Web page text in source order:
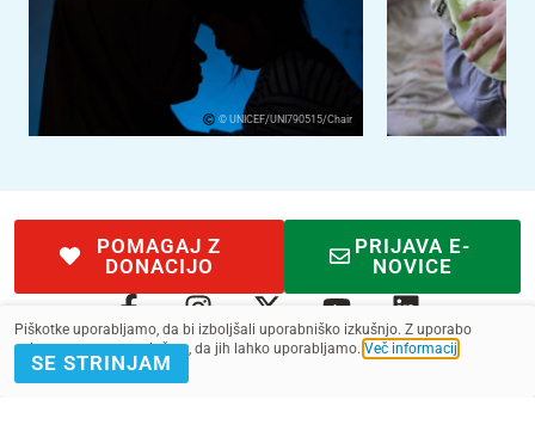
© UNICEF/UNI790515/Chair
POMAGAJ Z
DONACIJO
PRIJAVA E-
NOVICE
Piškotke uporabljamo, da bi izboljšali uporabniško izkušnjo. Z uporabo
spletnega mesta soglašate, da jih lahko uporabljamo. Več informacij
SE STRINJAM